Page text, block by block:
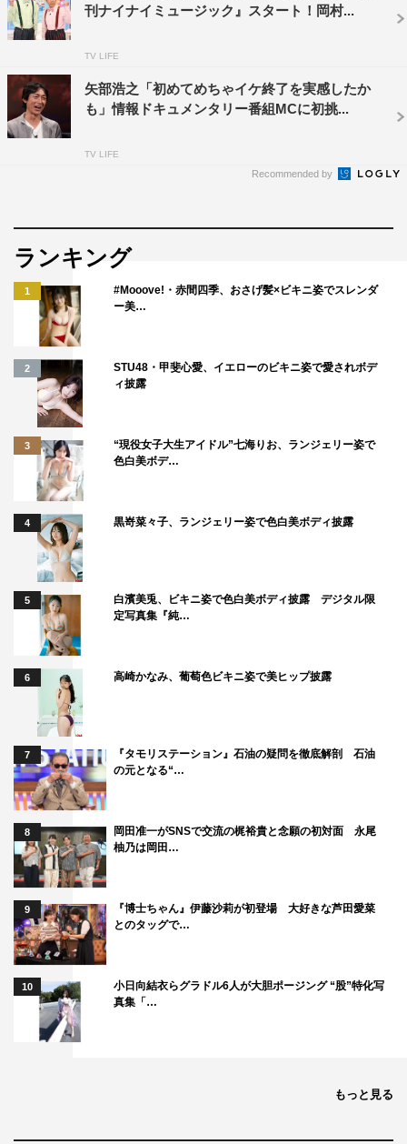
その他、一般成功率は0％という超難易度の高い文章を
かまずに読み切れるかどうか、フジテレビ新人アナウンサ
ーの藤本万梨乃、元NHKアナウンサーの登坂淳一、漫才
コンビ・銀シャリの橋本直ら声のプロたちがチャレンジす
る。
＜岡村隆史 コメント＞
「すごいし面白いし、続きが見たくなる！まだまだハード
ルを上げていけるチャレンジ番組ですよね。藤本アナはダ
メそうな顔をしながらも見事やってくれましたね（笑）。
ぜひお茶の間で“これ、無理やで？”ってツッコミを入れな
がら見ていただきたいです。皆さんが思っているより、人
間の限界はまだ向こうにあると思います。もし自分が挑戦
するとしたら、マグロ好きなんで、はらぺこツインズが頑
張っている横でちょっとだけ食べたいです（笑）」
＜矢部浩之 コメント＞
「すごかったですね～。名前100人暗記や中国雑技団の椅
子積み上げ…。どれもこれもえげつないですね（笑）。滑
舌チャレンジの藤本アナは新人らしい全力投球の姿が印象
的でした。見始めたら最後まで見たくなるものばかり！全
部ガチ！すかしネタはありません！（笑）」
『日本No.1の達人が限界に挑戦！ナイナイNOリミット』
フジテレビ系
1月18日（土）後7時～9時
＜MC＞
ナインティナイン（岡村隆史、矢部浩之）
＜スタジオゲスト＞
宇垣美里
陣内智則
刊ナイナイミュージック』スタート！岡村...
TV LIFE
矢部浩之「初めてめちゃイケ終了を実感したか
も」情報ドキュメンタリー番組MCに初挑...
TV LIFE
Recommended by
ランキング
1
#Mooove!・赤間四季、おさげ髪×ビキニ姿でスレンダ
ー美…
2
STU48・甲斐心愛、イエローのビキニ姿で愛されボデ
ィ披露
3
“現役女子大生アイドル”七海りお、ランジェリー姿で
色白美ボデ…
4 黒嵜菜々子、ランジェリー姿で色白美ボディ披露
5
白濱美兎、ビキニ姿で色白美ボディ披露 デジタル限
定写真集『純…
6 高崎かなみ、葡萄色ビキニ姿で美ヒップ披露
7
『タモリステーション』石油の疑問を徹底解剖 石油
の元となる“…
8
岡田准一がSNSで交流の梶裕貴と念願の初対面 永尾
柚乃は岡田…
9
『博士ちゃん』伊藤沙莉が初登場 大好きな芦田愛菜
とのタッグで…
10
小日向結衣らグラドル6人が大胆ポージング “股”特化写
真集「…
もっと見る